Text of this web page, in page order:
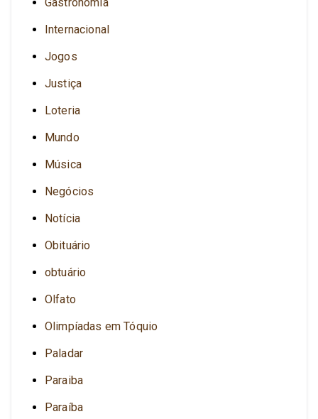
Internacional
Jogos
Justiça
Loteria
Mundo
Música
Negócios
Notícia
Obituário
obtuário
Olfato
Olimpíadas em Tóquio
Paladar
Paraiba
Paraíba